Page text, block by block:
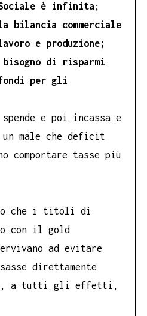
è infinita ;
commerciale
e produzione;
bisogno di risparmi
per gli
e poi incassa e
un male che deficit
comportare tasse più
che i titoli di
con il gold
ad evitare
direttamente
a tutti gli effetti,